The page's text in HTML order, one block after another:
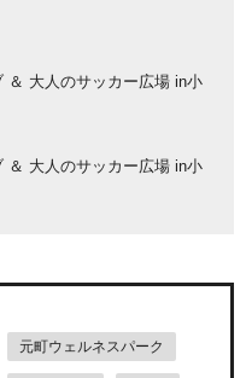
＆ 大人のサッカー広場 in小
＆ 大人のサッカー広場 in小
元町ウェルネスパーク